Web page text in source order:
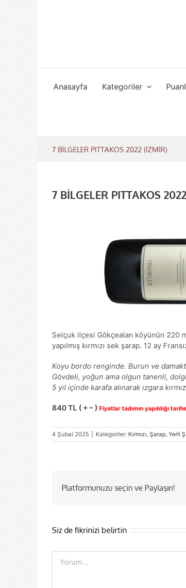
Anasayfa Kategoriler
7 BİLGELER PITTAKOS 2022 (İZMİR)
7 BİLGELER PITTAKOS
Selçuk ilçesi Gökçealan köyünün 220
yapılmış kırmızı sek şarap. 12 ay
Koyu bordo renginde. Burun ve
Gövdeli, yoğun ama olgun tanenli,
5 yıl içinde karafa alınarak ızgara
840TL ( + – ) Fiyatlar tadımın yapıldığı
4 Şubat 2025 Kategoriler: Kırmızı, Şarap, Yerli
Platformunuzu seçin ve Paylaşın!
Siz de fikrinizi belirtin